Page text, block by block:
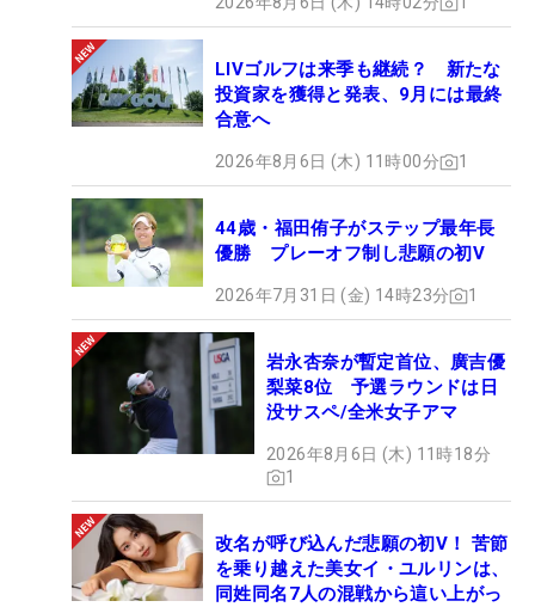
LIVゴルフは来季も継続？ 新たな
投資家を獲得と発表、9月には最終
合意へ
2026年8月6日 (木) 11時00分 1
44歳・福田侑子がステップ最年長
優勝 プレーオフ制し悲願の初V
2026年7月31日 (金) 14時23分 1
岩永杏奈が暫定首位、廣吉優
梨菜8位 予選ラウンドは日
没サスペ/全米女子アマ
2026年8月6日 (木) 11時18分
1
改名が呼び込んだ悲願の初V！ 苦節
を乗り越えた美女イ・ユルリンは、
同姓同名7人の混戦から這い上がっ